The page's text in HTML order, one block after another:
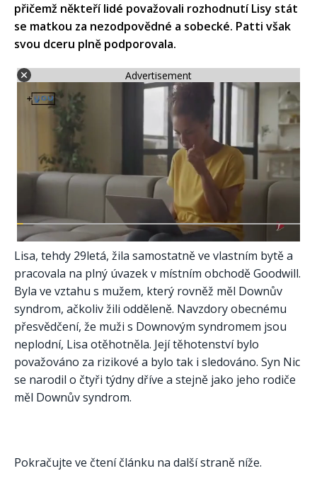
přičemž někteří lidé považovali rozhodnutí Lisy stát
se matkou za nezodpovědné a sobecké. Patti však
svou dceru plně podporovala.
Advertisement
Lisa, tehdy 29letá, žila samostatně ve vlastním bytě a
pracovala na plný úvazek v místním obchodě Goodwill.
Byla ve vztahu s mužem, který rovněž měl Downův
syndrom, ačkoliv žili odděleně. Navzdory obecnému
přesvědčení, že muži s Downovým syndromem jsou
neplodní, Lisa otěhotněla. Její těhotenství bylo
považováno za rizikové a bylo tak i sledováno. Syn Nic
se narodil o čtyři týdny dříve a stejně jako jeho rodiče
měl Downův syndrom.
Pokračujte ve čtení článku na další straně níže.